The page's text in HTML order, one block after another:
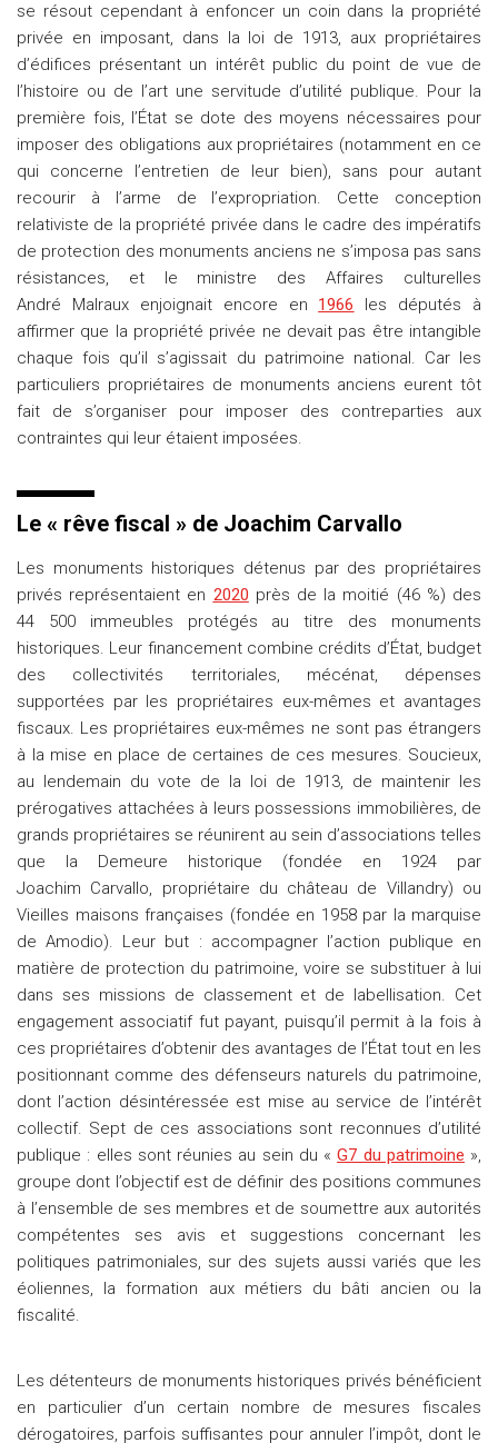
se résout cependant à enfoncer un coin dans la propriété
privée en imposant, dans la loi de 1913, aux propriétaires
d’édifices présentant un intérêt public du point de vue de
l’histoire ou de l’art une servitude d’utilité publique. Pour la
première fois, l’État se dote des moyens nécessaires pour
imposer des obligations aux propriétaires (notamment en ce
qui concerne l’entretien de leur bien), sans pour autant
recourir à l’arme de l’expropriation. Cette conception
relativiste de la propriété privée dans le cadre des impératifs
de protection des monuments anciens ne s’imposa pas sans
résistances, et le ministre des Affaires culturelles
André Malraux enjoignait encore en 1966 les députés à
affirmer que la propriété privée ne devait pas être intangible
chaque fois qu’il s’agissait du patrimoine national. Car les
particuliers propriétaires de monuments anciens eurent tôt
fait de s’organiser pour imposer des contreparties aux
contraintes qui leur étaient imposées.
Le « rêve fiscal » de Joachim Carvallo
Les monuments historiques détenus par des propriétaires
privés représentaient en 2020 près de la moitié (46 %) des
44 500 immeubles protégés au titre des monuments
historiques. Leur financement combine crédits d’État, budget
des collectivités territoriales, mécénat, dépenses
supportées par les propriétaires eux-mêmes et avantages
fiscaux. Les propriétaires eux-mêmes ne sont pas étrangers
à la mise en place de certaines de ces mesures. Soucieux,
au lendemain du vote de la loi de 1913, de maintenir les
prérogatives attachées à leurs possessions immobilières, de
grands propriétaires se réunirent au sein d’associations telles
que la Demeure historique (fondée en 1924 par
Joachim Carvallo, propriétaire du château de Villandry) ou
Vieilles maisons françaises (fondée en 1958 par la marquise
de Amodio). Leur but : accompagner l’action publique en
matière de protection du patrimoine, voire se substituer à lui
dans ses missions de classement et de labellisation. Cet
engagement associatif fut payant, puisqu’il permit à la fois à
ces propriétaires d’obtenir des avantages de l’État tout en les
positionnant comme des défenseurs naturels du patrimoine,
dont l’action désintéressée est mise au service de l’intérêt
collectif. Sept de ces associations sont reconnues d’utilité
publique : elles sont réunies au sein du «G7 du patrimoine »,
groupe dont l’objectif est de définir des positions communes
à l’ensemble de ses membres et de soumettre aux autorités
compétentes ses avis et suggestions concernant les
politiques patrimoniales, sur des sujets aussi variés que les
éoliennes, la formation aux métiers du bâti ancien ou la
fiscalité.
Les détenteurs de monuments historiques privés bénéficient
en particulier d’un certain nombre de mesures fiscales
dérogatoires, parfois suffisantes pour annuler l’impôt, dont le